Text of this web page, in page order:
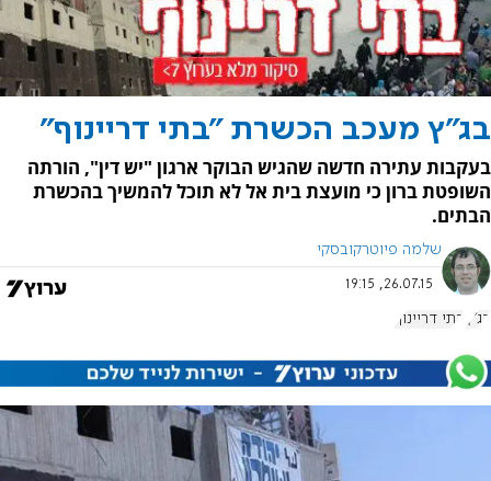
בג"ץ מעכב הכשרת "בתי דריינוף"
בעקבות עתירה חדשה שהגיש הבוקר ארגון "יש דין", הורתה
השופטת ברון כי מועצת בית אל לא תוכל להמשיך בהכשרת
הבתים.
שלמה פיוטרקובסקי
26.07.15, 19:15
בג"ץ בתי דריינוף